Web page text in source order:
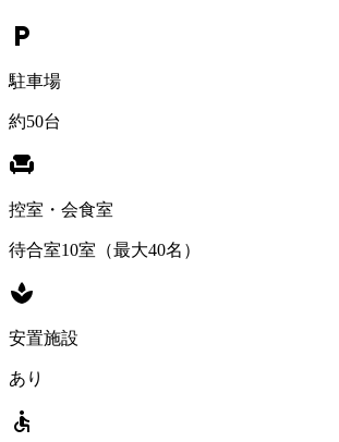
local_parking
駐車場
約50台
chair
控室・会食室
待合室10室（最大40名）
spa
安置施設
あり
accessible